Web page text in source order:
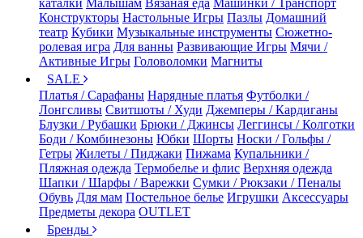
каталки Малышам Вязаная еда Машинки / Транспорт
Конструкторы Настольные Игры Пазлы Домашний
театр Кубики Музыкальные инструменты Сюжетно-
ролевая игра Для ванны Развивающие Игры Мячи /
Активные Игры Головоломки Магниты
SALE
Платья / Сарафаны Нарядные платья Футболки /
Лонгсливы Свитшоты / Худи Джемперы / Кардиганы
Блузки / Рубашки Брюки / Джинсы Леггинсы / Колготки
Боди / Комбинезоны Юбки Шорты Носки / Гольфы /
Гетры Жилеты / Пиджаки Пижама Купальники /
Пляжная одежда Термобелье и флис Верхняя одежда
Шапки / Шарфы / Варежки Сумки / Рюкзаки / Пеналы
Обувь Для мам Постельное белье Игрушки Аксессуары
Предметы декора OUTLET
Бренды